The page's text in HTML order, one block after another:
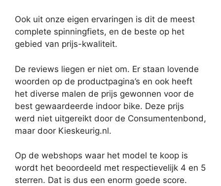
Ook uit onze eigen ervaringen is dit de meest
complete spinningfiets, en de beste op het
gebied van prijs-kwaliteit.
De reviews liegen er niet om. Er staan lovende
woorden op de productpagina’s en ook heeft
het diverse malen de prijs gewonnen voor de
best gewaardeerde indoor bike. Deze prijs
werd niet uitgereikt door de Consumentenbond,
maar door Kieskeurig.nl.
Op de webshops waar het model te koop is
wordt het beoordeeld met respectievelijk 4 en 5
sterren. Dat is dus een enorm goede score.